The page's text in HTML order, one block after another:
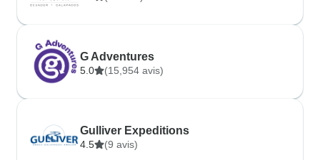
G Adventures
5.0 (15,954 avis)
Gulliver Expeditions
4.5 (9 avis)